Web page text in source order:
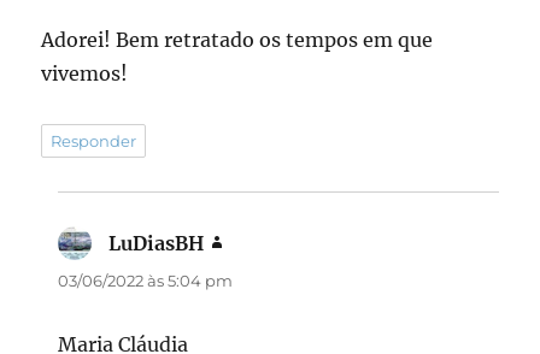
Adorei! Bem retratado os tempos em que
vivemos!
Responder
LuDiasBH
03/06/2022 às 5:04 pm
Maria Cláudia